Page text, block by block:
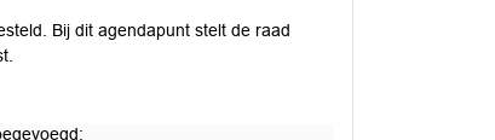
Bij dit agendapunt stelt de raad